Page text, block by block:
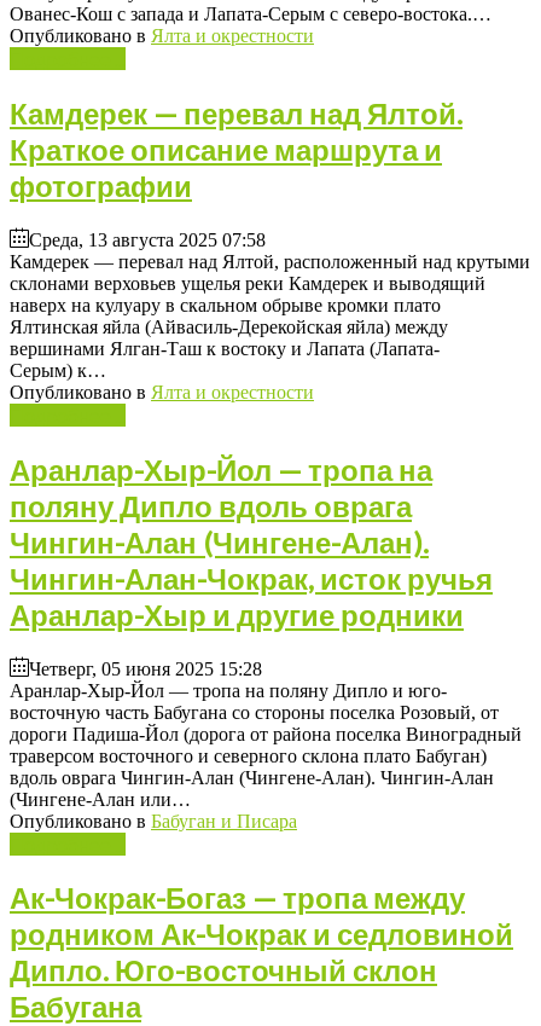
Ованес-Кош с запада и Лапата-Серым с северо-востока.…
Опубликовано в Ялта и окрестности
Камдерек — перевал над Ялтой.
Краткое описание маршрута и
фотографии
Среда, 13 августа 2025 07:58
Камдерек — перевал над Ялтой, расположенный над крутыми
склонами верховьев ущелья реки Камдерек и выводящий
наверх на кулуару в скальном обрыве кромки плато
Ялтинская яйла (Айвасиль-Дерекойская яйла) между
вершинами Ялган-Таш к востоку и Лапата (Лапата-
Серым) к…
Опубликовано в Ялта и окрестности
Аранлар-Хыр-Йол — тропа на
поляну Дипло вдоль оврага
Чингин-Алан (Чингене-Алан).
Чингин-Алан-Чокрак, исток ручья
Аранлар-Хыр и другие родники
Четверг, 05 июня 2025 15:28
Аранлар-Хыр-Йол — тропа на поляну Дипло и юго-
восточную часть Бабугана со стороны поселка Розовый, от
дороги Падиша-Йол (дорога от района поселка Виноградный
траверсом восточного и северного склона плато Бабуган)
вдоль оврага Чингин-Алан (Чингене-Алан). Чингин-Алан
(Чингене-Алан или…
Опубликовано в Бабуган и Писара
Ак-Чокрак-Богаз — тропа между
родником Ак-Чокрак и седловиной
Дипло. Юго-восточный склон
Бабугана